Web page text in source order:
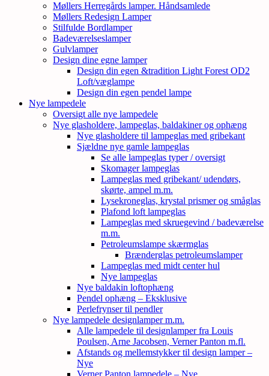
Møllers Herregårds lamper. Håndsamlede
Møllers Redesign Lamper
Stilfulde Bordlamper
Badeværelseslamper
Gulvlamper
Design dine egne lamper
Design din egen &tradition Light Forest OD2
Loft/væglampe
Design din egen pendel lampe
Nye lampedele
Oversigt alle nye lampedele
Nye glasholdere, lampeglas, baldakiner og ophæng
Nye glasholdere til lampeglas med gribekant
Sjældne nye gamle lampeglas
Se alle lampeglas typer / oversigt
Skomager lampeglas
Lampeglas med gribekant/ udendørs,
skørte, ampel m.m.
Lysekroneglas, krystal prismer og småglas
Plafond loft lampeglas
Lampeglas med skruegevind / badeværelse
m.m.
Petroleumslampe skærmglas
Brænderglas petroleumslamper
Lampeglas med midt center hul
Nye lampeglas
Nye baldakin loftophæng
Pendel ophæng – Eksklusive
Perlefrynser til pendler
Nye lampedele designlamper m.m.
Alle lampedele til designlamper fra Louis
Poulsen, Arne Jacobsen, Verner Panton m.fl.
Afstands og mellemstykker til design lamper –
Nye
Verner Panton lampedele – Nye